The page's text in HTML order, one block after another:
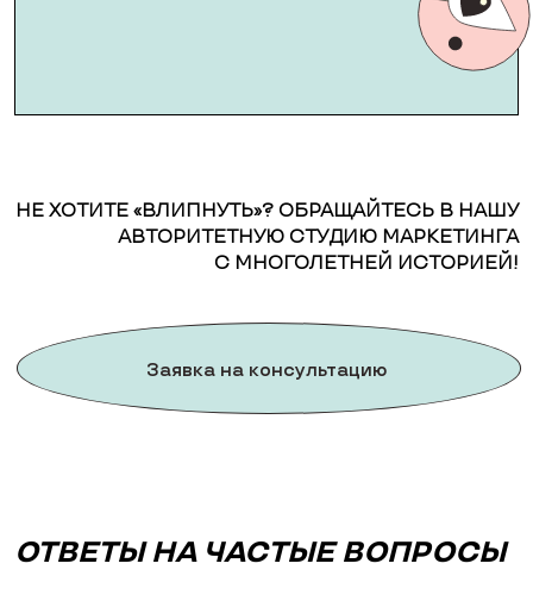
НЕ ХОТИТЕ «ВЛИПНУТЬ»? ОБРАЩАЙТЕСЬ В НАШУ
АВТОРИТЕТНУЮ СТУДИЮ МАРКЕТИНГА
С МНОГОЛЕТНЕЙ ИСТОРИЕЙ!
Заявка на консультацию
ОТВЕТЫ НА ЧАСТЫЕ ВОПРОСЫ